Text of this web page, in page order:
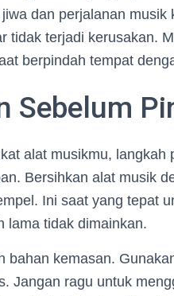
dan perjalanan
tidak terjadi kerusakan.
berpindah tempat
Sebelum
alat musikmu,
Bersihkan alat musik
Ini saat yang tepat
lama tidak dimainkan.
bahan kemasan.
Jangan ragu untuk